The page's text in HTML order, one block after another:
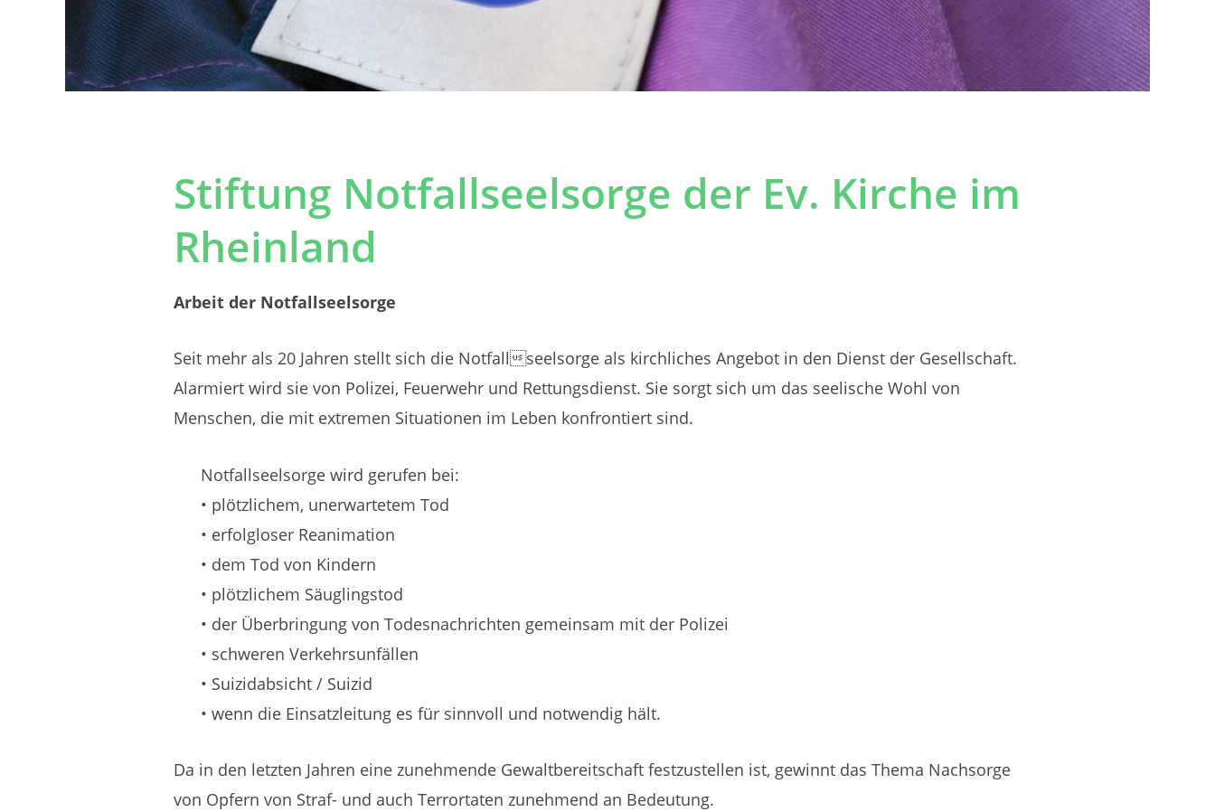
Stiftung Notfallseelsorge der Ev. Kirche im
Rheinland
Arbeit der Notfallseelsorge
Seit mehr als 20 Jahren stellt sich die Notfallseelsorge als kirchliches Angebot in den Dienst der Gesellschaft.
Alarmiert wird sie von Polizei, Feuerwehr und Rettungsdienst. Sie sorgt sich um das seelische Wohl von
Menschen, die mit extremen Situationen im Leben konfrontiert sind.
Notfallseelsorge wird gerufen bei:
• plötzlichem, unerwartetem Tod
• erfolgloser Reanimation
• dem Tod von Kindern
• plötzlichem Säuglingstod
• der Überbringung von Todesnachrichten gemeinsam mit der Polizei
• schweren Verkehrsunfällen
• Suizidabsicht / Suizid
• wenn die Einsatzleitung es für sinnvoll und notwendig hält.
Da in den letzten Jahren eine zunehmende Gewaltbereitschaft festzustellen ist, gewinnt das Thema Nachsorge
von Opfern von Straf- und auch Terrortaten zunehmend an Bedeutung.